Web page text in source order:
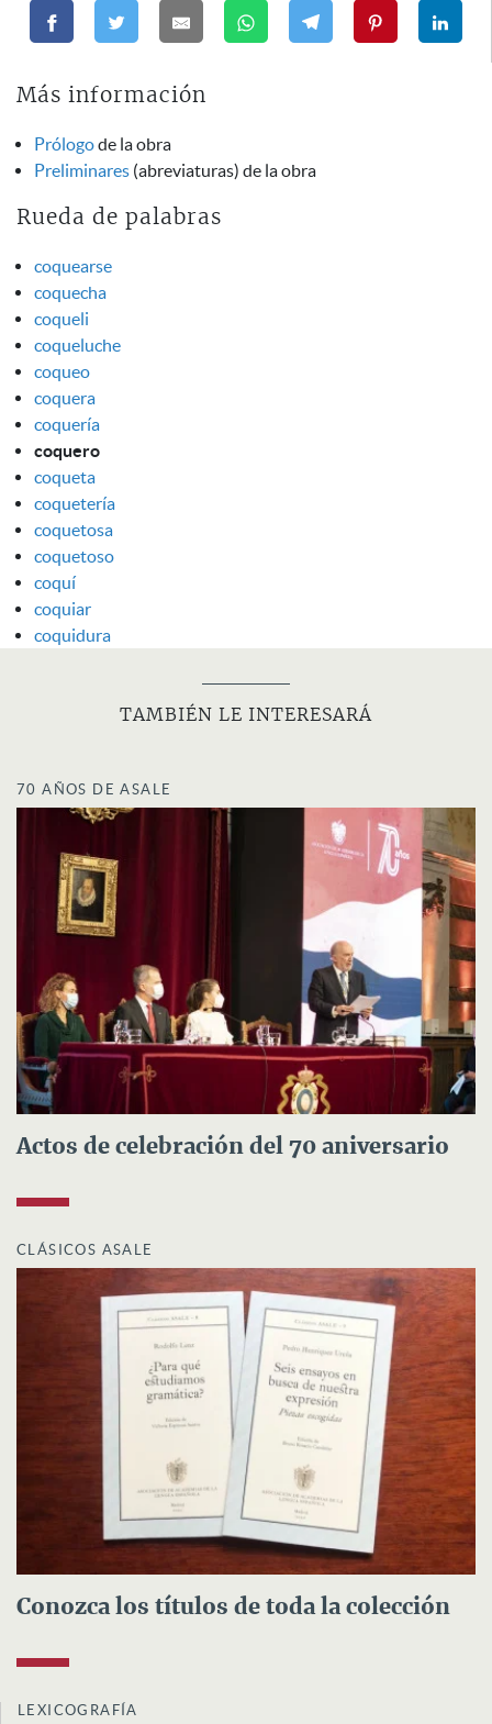
Más información
Prólogode la obra
Preliminares (abreviaturas) de la obra
Rueda de palabras
coquearse
coquecha
coqueli
coqueluche
coqueo
coquera
coquería
coquero
coqueta
coquetería
coquetosa
coquetoso
coquí
coquiar
coquidura
TAMBIÉN LE INTERESARÁ
70 AÑOS DE ASALE
Actos de celebración del 70 aniversario
CLÁSICOS ASALE
Conozca los títulos de toda la colección
LEXICOGRAFÍA